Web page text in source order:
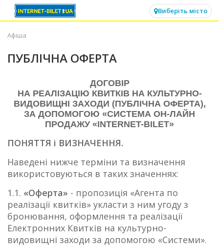
Виберіть місто
Афіша
ПУБЛІЧНА ОФЕРТА
ДОГОВІР
НА РЕАЛІЗАЦІЮ КВИТКІВ НА КУЛЬТУРНО-
ВИДОВИЩНІ ЗАХОДИ (ПУБЛІЧНА ОФЕРТА),
ЗА ДОПОМОГОЮ «СИСТЕМА ОН-ЛАЙН
ПРОДАЖУ «INTERNET-BILET»
ПОНЯТТЯ і ВИЗНАЧЕННЯ.
Наведені нижче терміни та визначення
використовуються в таких значеннях:
1.1. «Оферта» - пропозиція «Агента по
реалізації квитків» укласти з ним угоду з
бронювання, оформлення та реалізації
Електронних Квитків на культурно-
видовищні заходи за допомогою «Системи».